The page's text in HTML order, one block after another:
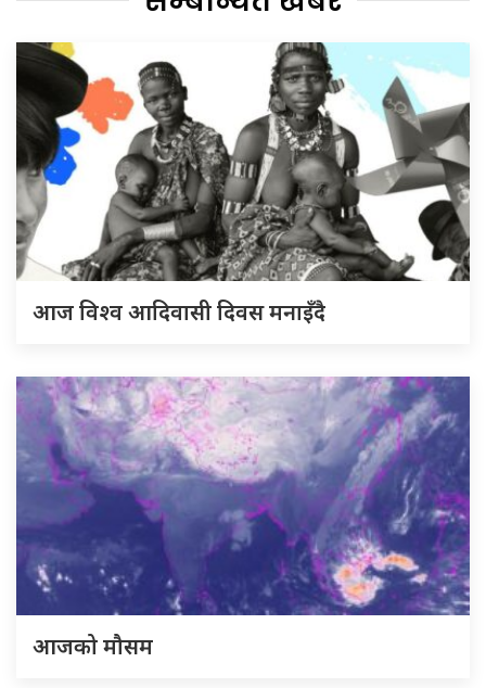
आज विश्व आदिवासी दिवस मनाइँदै
आजको मौसम